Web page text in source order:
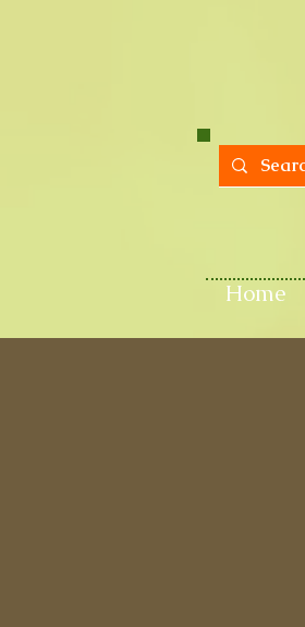
Home